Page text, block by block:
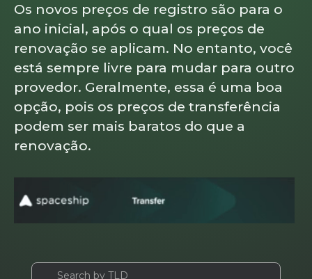
Os novos preços de registro são para o
ano inicial, após o qual os preços de
renovação se aplicam. No entanto, você
está sempre livre para mudar para outro
provedor. Geralmente, essa é uma boa
opção, pois os preços de transferência
podem ser mais baratos do que a
renovação.